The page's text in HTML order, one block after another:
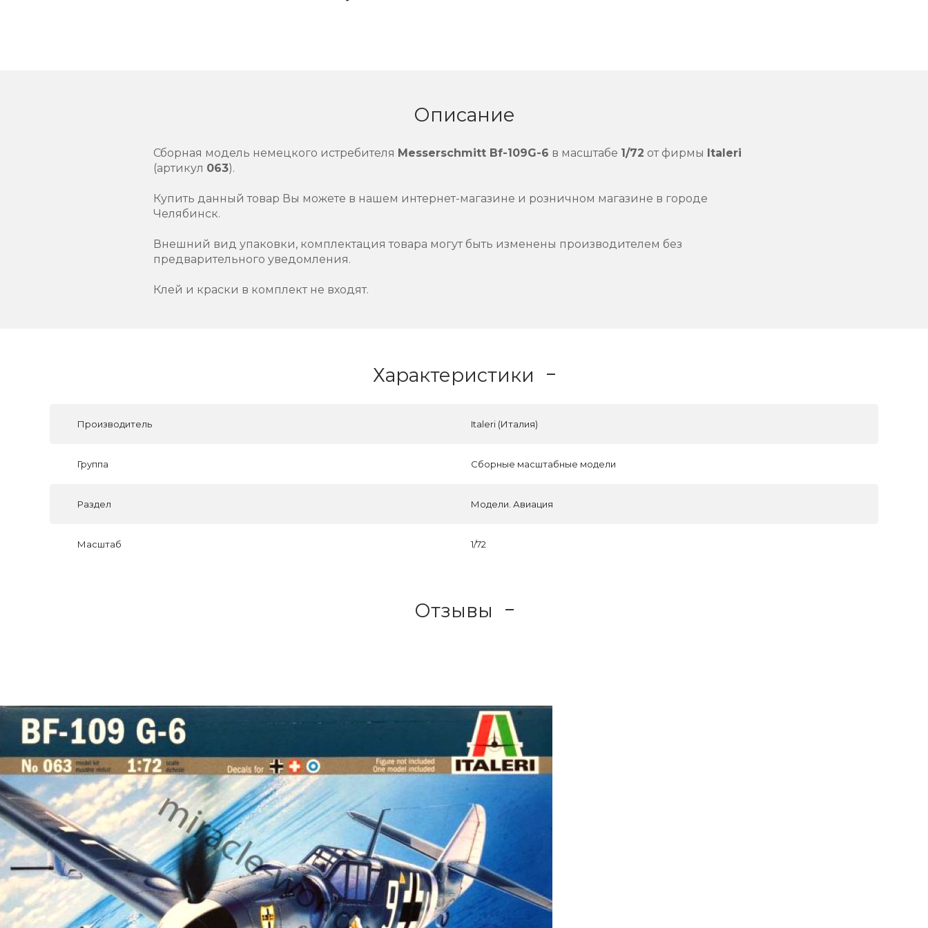
Описание
Сборная модель немецкого истребителя Messerschmitt Bf-109G-6 в масштабе 1/72 от фирмы Italeri
(артикул 063).
Купить данный товар Вы можете в нашем интернет-магазине и розничном магазине в городе
Челябинск.
Внешний вид упаковки, комплектация товара могут быть изменены производителем без
предварительного уведомления.
Клей и краски в комплект не входят.
Характеристики
Производитель Italeri (Италия)
Группа Сборные масштабные модели
Раздел Модели. Авиация
Масштаб 1/72
Отзывы